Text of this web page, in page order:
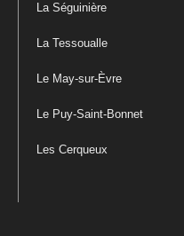
La Séguinière
La Tessoualle
Le May-sur-Èvre
Le Puy-Saint-Bonnet
Les Cerqueux